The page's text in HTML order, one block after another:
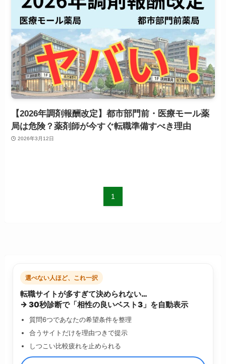
【2026年調剤報酬改定】都市部門前・医療モール薬
局は危険？薬剤師が今すぐ転職準備すべき理由
2026年3月12日
1
選べない人ほど、これ一択
転職サイトが多すぎて決められない…
→ 30秒診断で「相性の良いベスト3」を自動表示
質問6つであなたの希望条件を整理
合うサイトだけを理由つきで提示
しつこい比較疲れを止められる